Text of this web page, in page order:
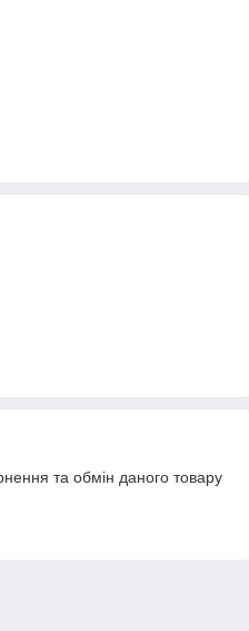
та обмін даного товару